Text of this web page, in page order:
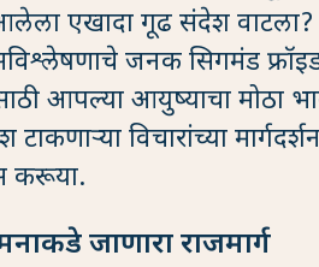
एखादा गूढ संदेश
जनक सिगमंड फ्रॉइड
आपल्या आयुष्याचा मोठा
टाकणाऱ्या विचारांच्या
करूया.
जाणारा राजमार्ग